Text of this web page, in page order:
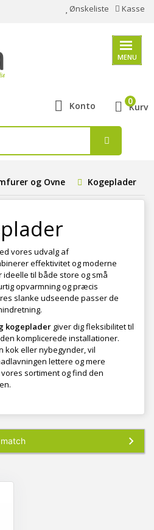
Ønskeliste Kasse
MENU
Konto Kurv
0
og Ovne Kogeplader
vores udvalg af
effektivitet og moderne
til både store og små
opvarmning og præcis
slanke udseende passer de
kogeplader giver dig fleksibilitet til
komplicerede installationer.
kok eller nybegynder, vil
lettere og mere
sortiment og find den